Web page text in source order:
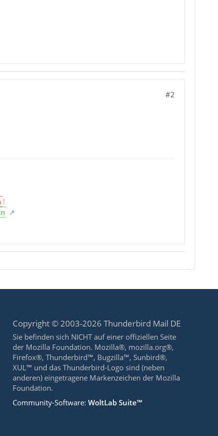
#2
!
Copyright © 2003-2026 Thunderbird Mail DE
Sie befinden sich NICHT auf einer offiziellen Seite
der Mozilla Foundation. Mozilla®, mozilla.org®,
Firefox®, Thunderbird™, Bugzilla™, Sunbird®,
XUL™ und das Thunderbird-Logo sind (neben
anderen) eingetragene Markenzeichen der Mozilla
Foundation.
Community-Software:WoltLab Suite™